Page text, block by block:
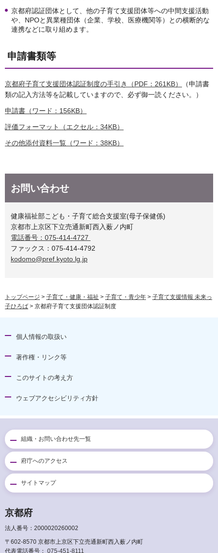
京都府認証団体として、他の子育て支援団体等への中間支援活動
や、NPOと異業種団体（企業、学校、医療機関等）との横断的な
連携などに取り組めます。
申請書類等
京都府子育て支援団体認証制度の手引き（PDF：261KB）
（申請書
類の記入方法等を記載していますので、必ず御一読ください。）
申請書（ワード：156KB）
評価フォーマット（エクセル：34KB）
その他添付資料一覧（ワード：38KB）
お問い合わせ
健康福祉部こども・子育て総合支援室(母子保健係)
京都市上京区下立売通新町西入薮ノ内町
電話番号：075-414-4727
ファックス：075-414-4792
kodomo@pref.kyoto.lg.jp
トップページ > 子育て・健康・福祉 > 子育て・青少年 > 子育て支援情報 未来っ
子ひろば > 京都府子育て支援団体認証制度
個人情報の取扱い
著作権・リンク等
このサイトの考え方
ウェブアクセシビリティ方針
組織・お問い合わせ先一覧
府庁へのアクセス
サイトマップ
京都府
法人番号：2000020260002
〒602-8570 京都市上京区下立売通新町西入薮ノ内町
代表電話番号： 075-451-8111